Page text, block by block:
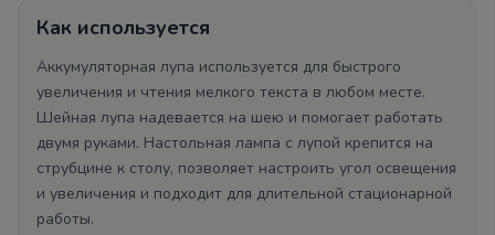
Как используется
Аккумуляторная лупа используется для быстрого
увеличения и чтения мелкого текста в любом месте.
Шейная лупа надевается на шею и помогает работать
двумя руками. Настольная лампа с лупой крепится на
струбцине к столу, позволяет настроить угол освещения
и увеличения и подходит для длительной стационарной
работы.